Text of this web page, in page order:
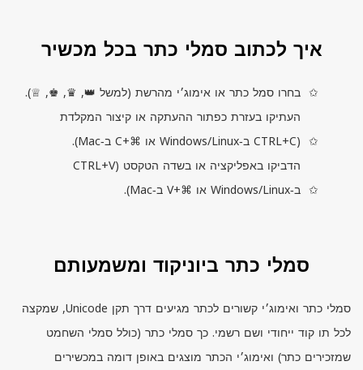
איך לכתוב סמלי כתר בכל מכשיר
בחרו סמל כתר או אימוג׳י מהרשת (למשל 👑, ♛, ♚, ♕).
העתיקו בעזרת כפתור ההעתקה או קיצור המקלדת
(
CTRL+Cב‑Windows/Linuxאו ⌘+Cב‑Mac
).
הדביקו באפליקציה או בשדה הטקסט (CTRL+V
ב‑Windows/Linuxאו ⌘+Vב‑Mac
).
סמלי כתר ביוניקוד ומשמעותם
סמלי כתר ואימוג׳י קשורים לכתר מגיעים דרך תקן Unicode, שמקצה
לכל תו קוד ייחודי ושם רשמי. כך סמלי כתר (כולל סמלי השחמט
שמזכירים כתר) ואימוג׳י הכתר מוצגים באופן דומה במכשירים